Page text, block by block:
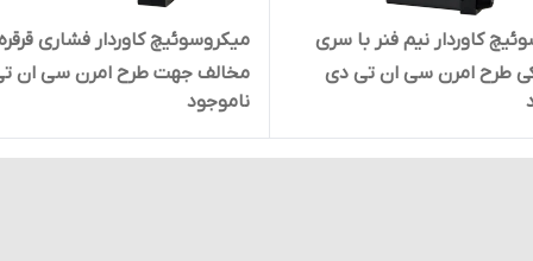
کاوردار نیم فنر با سری
طرح امرن سی ان تی دی
میکروسوئیچ کاوردار فشاری قرقره
مخالف جهت طرح امرن سی ان
CNTD مدل CZ-7312
ناموجود